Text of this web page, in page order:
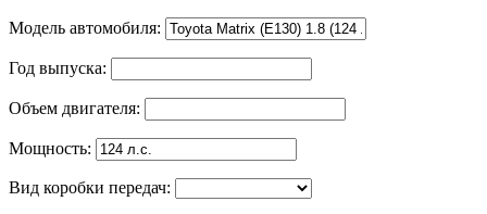
Модель автомобиля:
Год выпуска:
Объем двигателя:
Мощность:
Вид коробки передач: